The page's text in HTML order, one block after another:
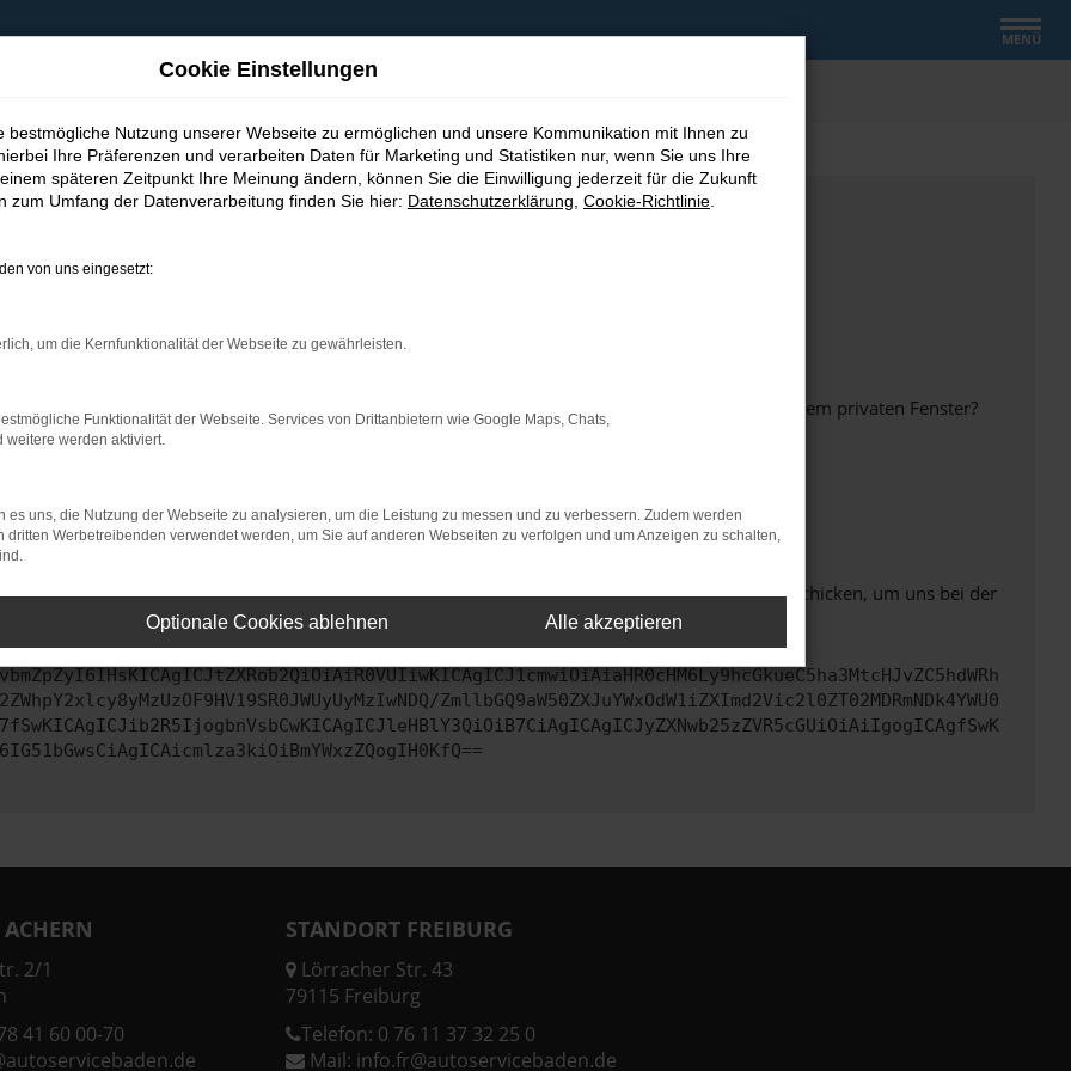
MENÜ
bestimmter Seiten verhindern. Funktioniert die Seite in einem anderen Browser oder in einem privaten Fenster?
beheben.
auf dem neuesten Stand sind.
kann auch dazu führen, dass bestimmte Funktionen nicht mehr unterstützt werden.
uns bitte. Wir werden versuchen, das Problem zu beheben. Du kannst uns diesen Text schicken, um uns bei der
ZmllbGQ9aW50ZXJuYWxOdW1iZXImd2Vic2l0ZT02MDRmNDk4YWU0
2/1
41 60 00-70
STANDORT FREIBURG
Lörracher Str. 43
79115 Freiburg
Telefon: 0 76 11 37 32 25 0
Mail: info.fr@autoservicebaden.de
Cookie Einstellungen
bestmögliche Nutzung unserer Webseite zu ermöglichen und unsere Kommunikation mit Ihnen zu
Ihre Präferenzen und verarbeiten Daten für Marketing und Statistiken nur, wenn Sie uns Ihre
späteren Zeitpunkt Ihre Meinung ändern, können Sie die Einwilligung jederzeit für die Zukunft
zum Umfang der Datenverarbeitung finden Sie hier: Datenschutzerklärung Cookie-Richtlinie
von uns eingesetzt:
um die Kernfunktionalität der Webseite zu gewährleisten.
Funktionalität der Webseite. Services von Drittanbietern wie Google Maps, Chats,
weitere werden aktiviert.
es uns, die Nutzung der Webseite zu analysieren, um die Leistung zu messen und zu verbessern. Zudem werden
dritten Werbetreibenden verwendet werden, um Sie auf anderen Webseiten zu verfolgen und um Anzeigen zu schalten,
Optionale Cookies ablehnen Alle akzeptieren